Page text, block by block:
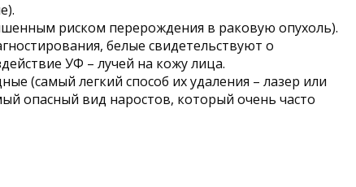
риском перерождения в раковую опухоль).
белые свидетельствуют о
УФ – лучей на кожу лица.
(самый легкий способ их удаления – лазер или
опасный вид наростов, который очень часто